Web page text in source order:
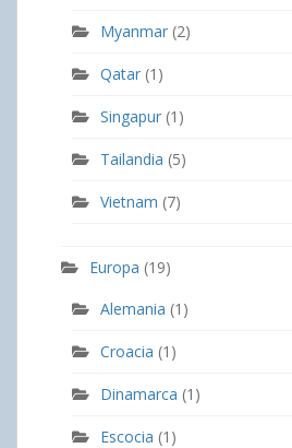
Myanmar (2)
Qatar (1)
Singapur (1)
Tailandia (5)
Vietnam (7)
Europa (19)
Alemania (1)
Croacia (1)
Dinamarca (1)
Escocia (1)